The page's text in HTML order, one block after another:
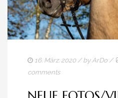
16. März. 2020 / byArDo /
comments